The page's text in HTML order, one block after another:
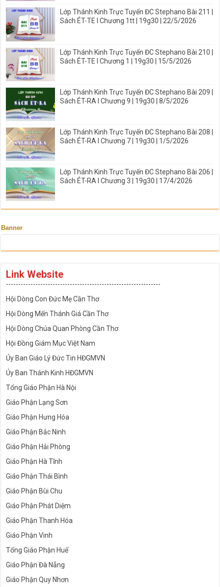
Lớp Thánh Kinh Trực Tuyến ĐC Stephano Bài 211 |
Sách ÉT-TE I Chương 1tt | 19g30 | 22/5/2026
Lớp Thánh Kinh Trực Tuyến ĐC Stephano Bài 210 |
Sách ÉT-TE I Chương 1 | 19g30 | 15/5/2026
Lớp Thánh Kinh Trực Tuyến ĐC Stephano Bài 209 |
Sách ÉT-RA I Chương 9 | 19g30 | 8/5/2026
Lớp Thánh Kinh Trực Tuyến ĐC Stephano Bài 208 |
Sách ÉT-RA I Chương 7 | 19g30 | 1/5/2026
Lớp Thánh Kinh Trực Tuyến ĐC Stephano Bài 206 |
Sách ÉT-RA I Chương 3 | 19g30 | 17/4/2026
Banner
Link Website
---------------------------------------------------------------
Hội Dòng Con Đức Mẹ Cần Thơ
Hội Dòng Mến Thánh Giá Cần Thơ
Hội Dòng Chúa Quan Phòng Cần Thơ
Hội Đồng Giám Mục Việt Nam
Ủy Ban Giáo Lý Đức Tin HĐGMVN
Ủy Ban Thánh Kinh HĐGMVN
Tổng Giáo Phận Hà Nội
Giáo Phận Lạng Sơn
Giáo Phận Hưng Hóa
Giáo Phận Bắc Ninh
Giáo Phận Hải Phòng
Giáo Phận Hà Tĩnh
Giáo Phận Thái Bình
Giáo Phận Bùi Chu
Giáo Phận Phát Diệm
Giáo Phận Thanh Hóa
Giáo Phận Vinh
Tổng Giáo Phận Huế
Giáo Phận Đà Nẵng
Giáo Phận Quy Nhơn